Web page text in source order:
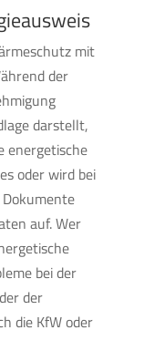
mit
der
darstellt,
energetische
oder wird bei
auf. Wer
bei der
der
die KfW oder